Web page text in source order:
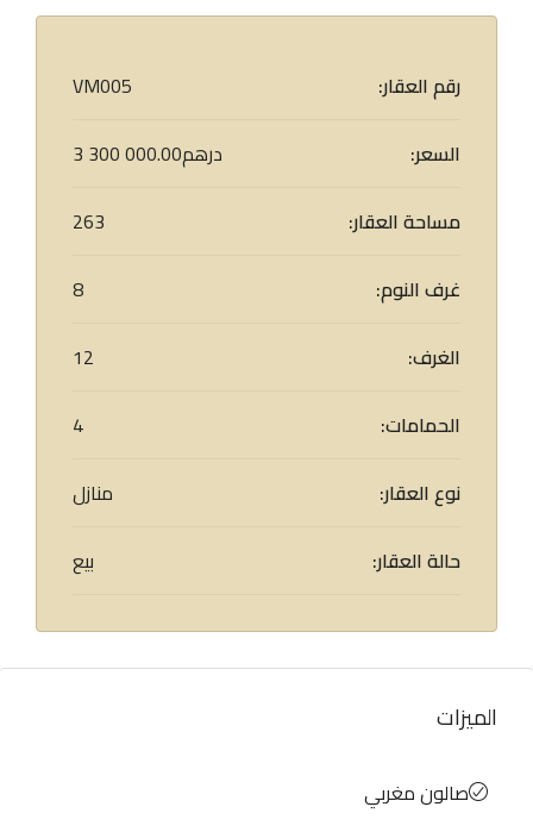
رقم العقار:
VM005
السعر:
3 300 000.00درهم
مساحة العقار:
263
غرف النوم:
8
الغرف:
12
الحمامات:
4
نوع العقار:
منازل
حالة العقار:
بيع
الميزات
صالون مغربي